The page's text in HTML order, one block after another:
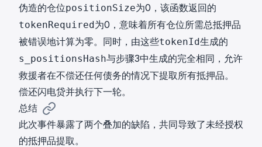
伪造的仓位positionSize为0，该函数返回的
tokenRequired为0，意味着所有仓位所需总抵押品
被错误地计算为零。同时，由这些tokenId生成的
s_positionsHash与步骤3中生成的完全相同，允许
救援者在不偿还任何债务的情况下提取所有抵押品。
偿还闪电贷并执行下一轮。
总结
此次事件暴露了两个叠加的缺陷，共同导致了未经授权
的抵押品提取。